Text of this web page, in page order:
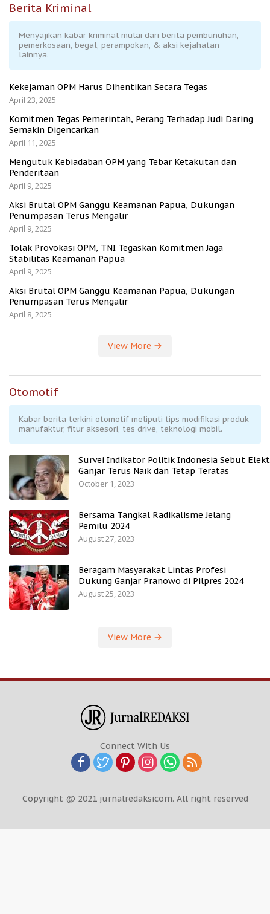
Berita Kriminal
Menyajikan kabar kriminal mulai dari berita pembunuhan,
pemerkosaan, begal, perampokan, & aksi kejahatan
lainnya.
Kekejaman OPM Harus Dihentikan Secara Tegas
April 23, 2025
Komitmen Tegas Pemerintah, Perang Terhadap Judi Daring
Semakin Digencarkan
April 11, 2025
Mengutuk Kebiadaban OPM yang Tebar Ketakutan dan
Penderitaan
April 9, 2025
Aksi Brutal OPM Ganggu Keamanan Papua, Dukungan
Penumpasan Terus Mengalir
April 9, 2025
Tolak Provokasi OPM, TNI Tegaskan Komitmen Jaga
Stabilitas Keamanan Papua
April 9, 2025
Aksi Brutal OPM Ganggu Keamanan Papua, Dukungan
Penumpasan Terus Mengalir
April 8, 2025
View More
Otomotif
Kabar berita terkini otomotif meliputi tips modifikasi produk
manufaktur, fitur aksesori, tes drive, teknologi mobil.
Survei Indikator Politik Indonesia Sebut
Ganjar Terus Naik dan Tetap Teratas
October 1, 2023
Bersama Tangkal Radikalisme Jelang
Pemilu 2024
August 27, 2023
Beragam Masyarakat Lintas Profesi
Dukung Ganjar Pranowo di Pilpres 2024
August 25, 2023
View More
Connect With Us
Copyright @ 2021 jurnalredaksicom. All right reserved